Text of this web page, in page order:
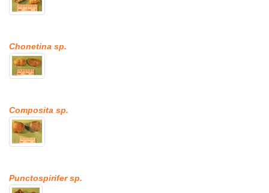
Chonetina sp.
Composita sp.
Punctospirifer sp.